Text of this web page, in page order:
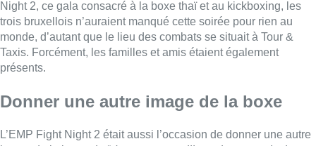
chaque instant, que ce soit en termes d’hygiène de vie, de
récupération ou encore de nutrition.
■Reportage deDaphné Fanon ,Arnaud Bruckner,Arnaud
Dedieret
Lire aussi :
“La tactique doit être claire, c’est le